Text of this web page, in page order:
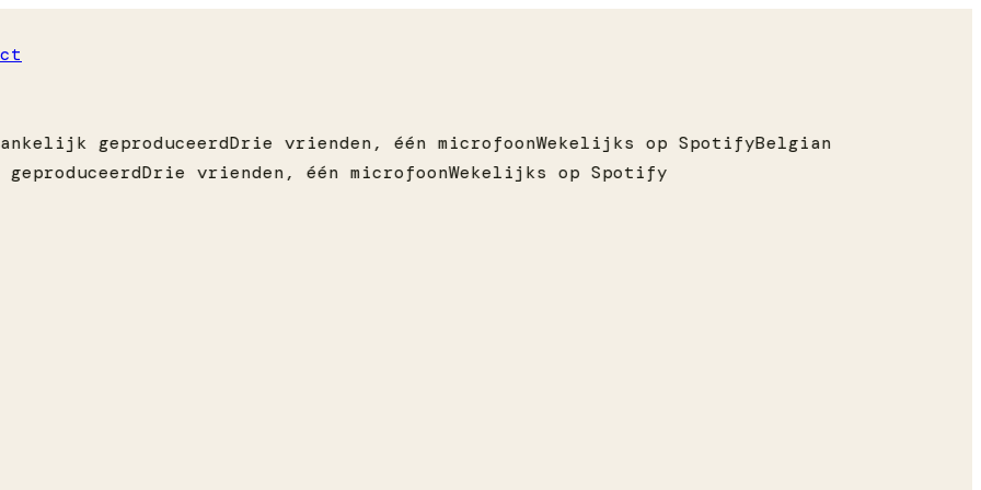
geproduceerdDrie vrienden, één microfoonWekelijks op SpotifyBelgian
Drie vrienden, één microfoonWekelijks op Spotify